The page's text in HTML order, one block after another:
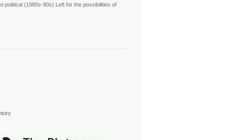
political (1980s-90s) Left for the possibilities of